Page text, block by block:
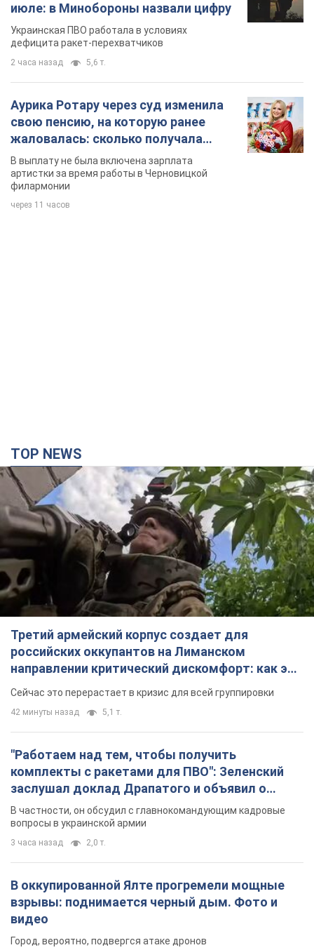
июле: в Минобороны назвали цифру
Украинская ПВО работала в условиях
дефицита ракет-перехватчиков
2 часа назад 5,6 т.
Аурика Ротару через суд изменила
свою пенсию, на которую ранее
жаловалась: сколько получала
певица
В выплату не была включена зарплата
артистки за время работы в Черновицкой
филармонии
через 11 часов
TOP NEWS
Третий армейский корпус создает для
российских оккупантов на Лиманском
направлении критический дискомфорт: как это
удалось
Сейчас это перерастает в кризис для всей группировки
42 минуты назад 5,1 т.
"Работаем над тем, чтобы получить
комплекты с ракетами для ПВО": Зеленский
заслушал доклад Драпатого и объявил о
новых мерах
В частности, он обсудил с главнокомандующим кадровые
вопросы в украинской армии
3 часа назад 2,0 т.
В оккупированной Ялте прогремели мощные
взрывы: поднимается черный дым. Фото и
видео
Город, вероятно, подвергся атаке дронов